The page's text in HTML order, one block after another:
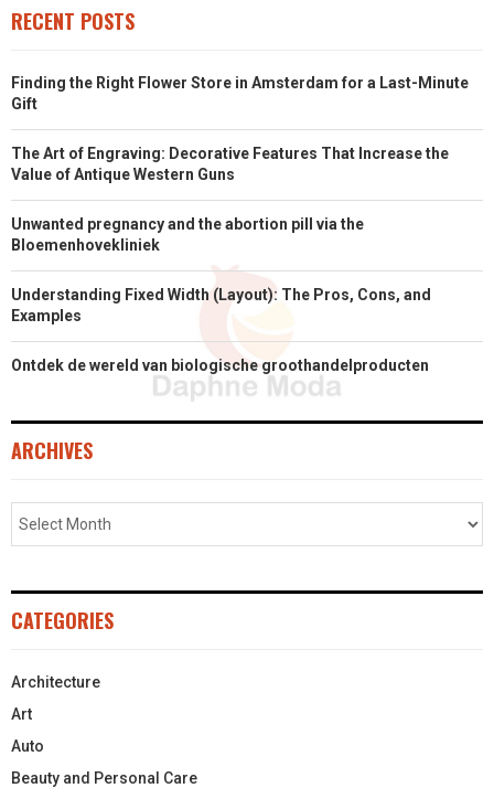
RECENT POSTS
Finding the Right Flower Store in Amsterdam for a Last-Minute
Gift
The Art of Engraving: Decorative Features That Increase the
Value of Antique Western Guns
Unwanted pregnancy and the abortion pill via the
Bloemenhovekliniek
Understanding Fixed Width (Layout): The Pros, Cons, and
Examples
Ontdek de wereld van biologische groothandelproducten
ARCHIVES
CATEGORIES
Architecture
Art
Auto
Beauty and Personal Care